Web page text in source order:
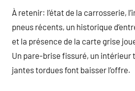
À retenir: l’état de la carrosserie,
pneus récents, un historique
et la présence de la carte grise
Un pare-brise fissuré, un intérieur
jantes tordues font baisser l’offre.